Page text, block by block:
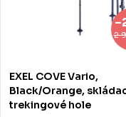
2
EXEL COVE Vario,
Black/Orange,
trekingové hole